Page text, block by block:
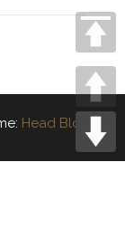
Head Blog